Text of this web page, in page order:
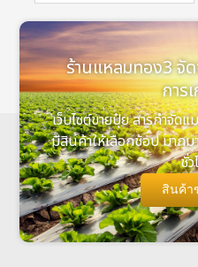
ร้านแหลมทอง3 จั
การ
เว็บไซต์ขายปุ๋ย สารกำจัด
มีสินค้าให้เลือกช้อป มากม
ชั่
สินค้า